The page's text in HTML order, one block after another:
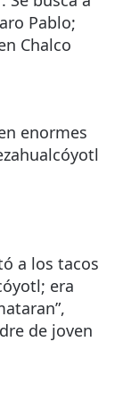
Pablo;
Chalco
enormes
a los tacos
era
de joven